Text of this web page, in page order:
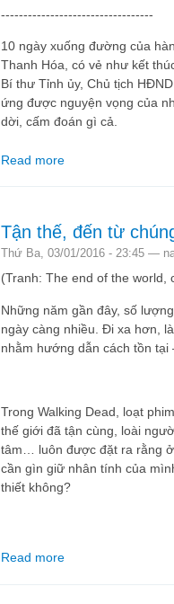
----------------------------------
10 ngày xuống đường của
Thanh Hóa, có vẻ như kết
Bí thư Tỉnh ủy, Chủ tịch
ứng được nguyện vọng của
dời, cấm đoán gì cả.
Read more
Tận thế, đến từ
Thứ Ba, 03/01/2016 - 23:45 —
(Tranh: The end of the world,
Những năm gần đây, số
ngày càng nhiều. Đi xa hơn,
nhằm hướng dẫn cách tồn
Trong Walking Dead, loạt
thế giới đã tận cùng, loài
tâm… luôn được đặt ra rằng
cần gìn giữ nhân tính của
thiết không?
Read more